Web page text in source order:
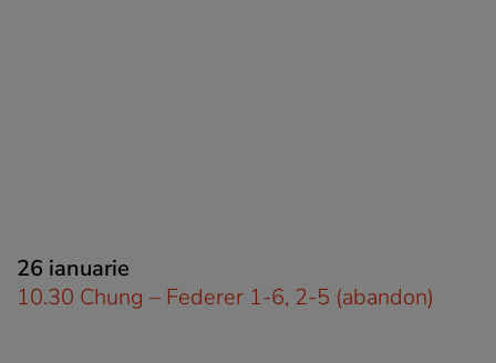
26 ianuarie
10.30 Chung – Federer 1-6, 2-5 (abandon)